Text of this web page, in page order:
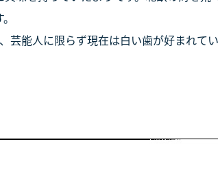
芸能人に限らず現在は白い歯が好まれて